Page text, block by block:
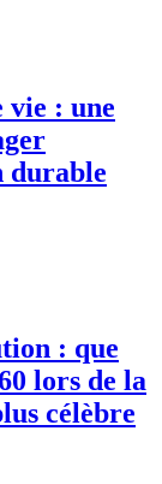
vie : une
durable
: que
lors de la
célèbre